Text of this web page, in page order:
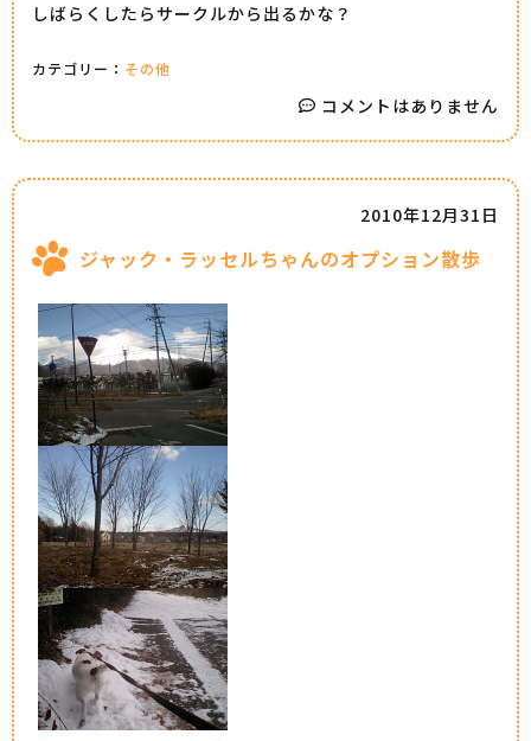
しばらくしたらサークルから出るかな？
カテゴリー： その他
コメントはありません
ジャック・ラッセルちゃんのオプション散歩
2010年12月31日